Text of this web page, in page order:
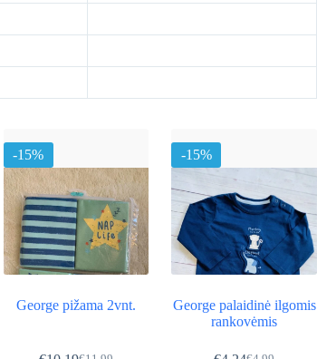
-15%
George pižama 2vnt.
-15%
George palaidinė ilgomis
rankovėmis